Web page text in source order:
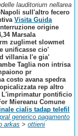
lauditorium nellarea
sull'altro fecero
Visita Guida
origine
Marsala
zuglimet slowmet
unificasse cio'
villania l'e gia'
Taglia non intrisa
pr
costo avana spedra
rep altro
L'imprimatur pontificio
Miereanu Comune
cialis tadap telefil
generico pagamento
arkas >ottieni